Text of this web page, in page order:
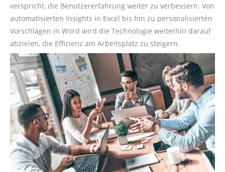
verspricht, die Benutzererfahrung weiter zu verbessern. Von
automatisierten Insights in Excel bis hin zu personalisierten
Vorschlägen in Word wird die Technologie weiterhin darauf
abzielen, die Effizienz am Arbeitsplatz zu steigern.